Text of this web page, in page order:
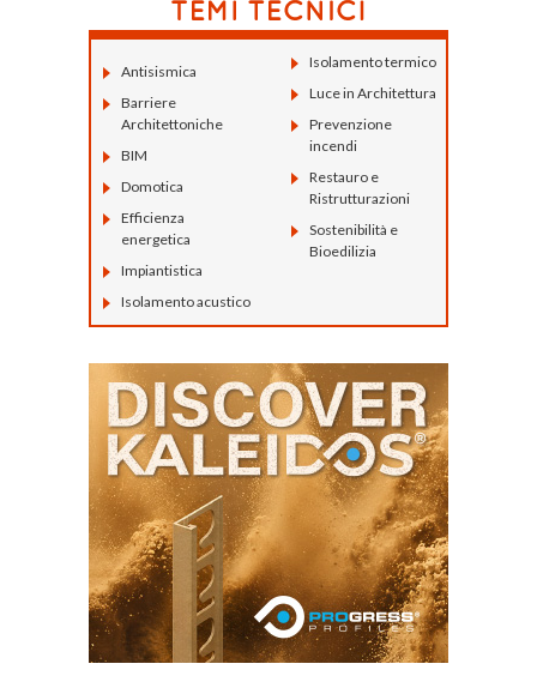
Antisismica
Barriere
Architettoniche
BIM
Domotica
Efficienza
energetica
Impiantistica
Isolamento acustico
Isolamento termico
Luce in Architettura
Prevenzione
incendi
Restauro e
Ristrutturazioni
Sostenibilità e
Bioedilizia